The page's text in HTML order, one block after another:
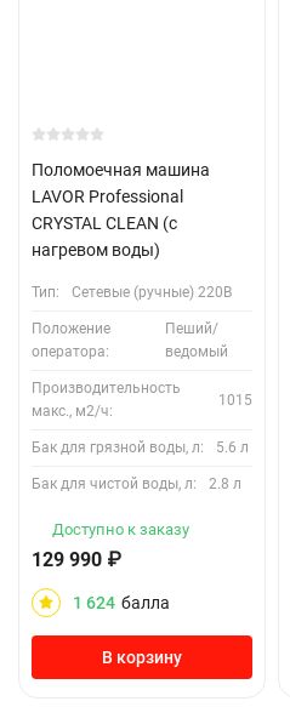
Поломоечная машина
LAVOR Professional
CRYSTAL CLEAN (с
нагревом воды)
Тип: Сетевые (ручные) 220В
Положение
оператора:
Пеший/
ведомый
Производительность
макс., м2/ч:
1015
Бак для грязной воды, л: 5.6 л
Бак для чистой воды, л: 2.8 л
Доступно к заказу
129 990 ₽
1 624 балла
В корзину